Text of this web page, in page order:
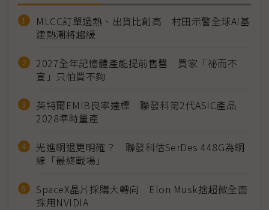
MLCC訂單過熱、出貨比創高 村田示警全球AI基
建熱潮將趨緩
2027全年記憶體產能提前售罄 買家「祕而不
宣」只怕買不夠
英特爾EMIB良率達標 聯發科第2代ASIC產品
2028準時量產
光進銅退更明確？ 聯發科估SerDes 448G為銅
線「最終戰場」
SpaceX晶片採購大轉向 Elon Musk捨超微全面
採用NVIDIA